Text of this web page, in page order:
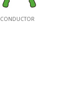
CONDUCTOR